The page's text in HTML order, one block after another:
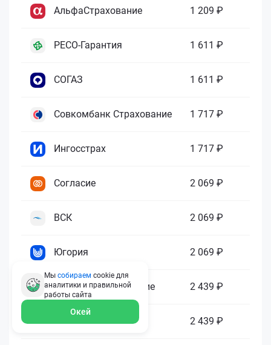
АльфаСтрахование 1 209 ₽
РЕСО-Гарантия 1 611 ₽
СОГАЗ 1 611 ₽
Совкомбанк Страхование 1 717 ₽
Ингосстрах 1 717 ₽
Согласие 2 069 ₽
ВСК 2 069 ₽
Югория 2 069 ₽
Абсолют Страхование 2 439 ₽
2 439 ₽
Мы собираем cookie для
аналитики и правильной
работы сайта
Окей